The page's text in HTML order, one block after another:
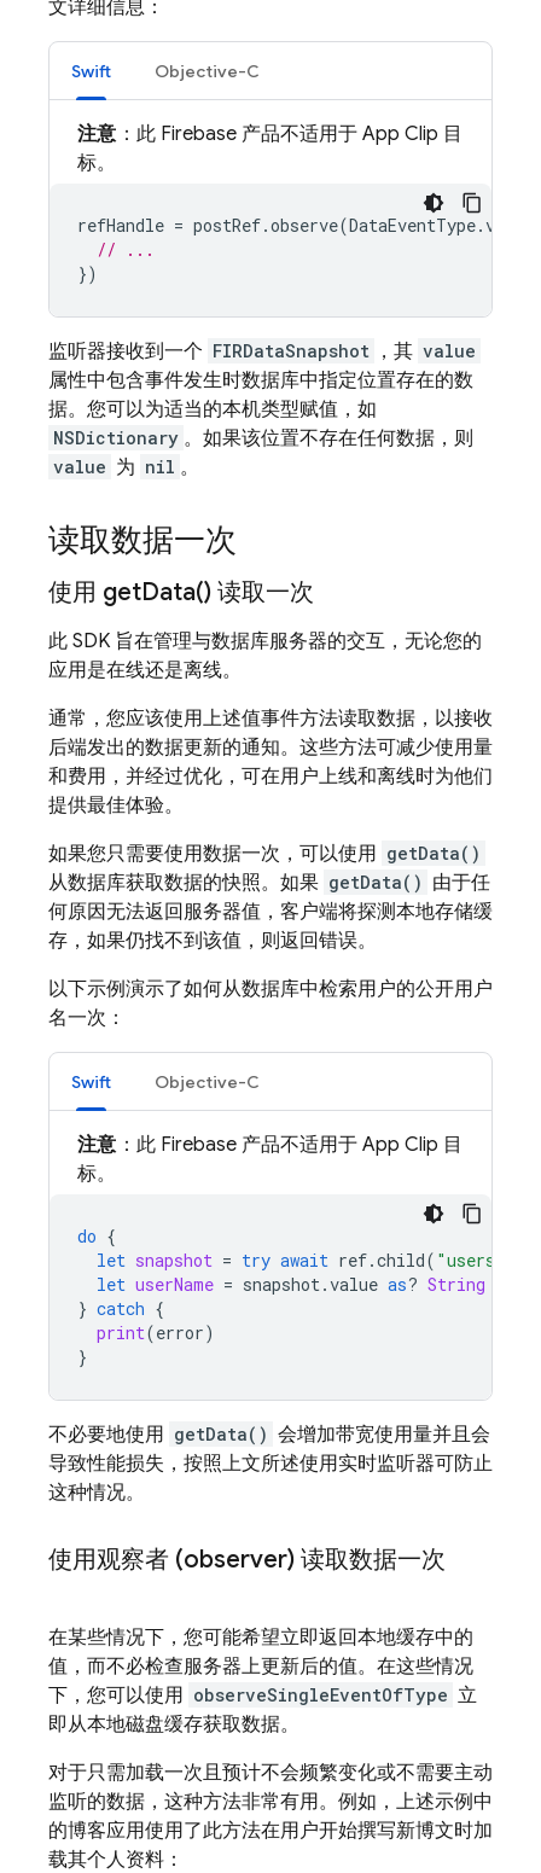
文详细信息：
Swift Objective-C
注意：此 Firebase 产品不适用于 App Clip 目
标。
refHandle = postRef.observe(DataEventType.value
// ...
})
监听器接收到一个 FIRDataSnapshot ，其 value
属性中包含事件发生时数据库中指定位置存在的数
据。您可以为适当的本机类型赋值，如
NSDictionary 。如果该位置不存在任何数据，则
value 为 nil 。
读取数据一次
使用 getData() 读取一次
此 SDK 旨在管理与数据库服务器的交互，无论您的
应用是在线还是离线。
通常，您应该使用上述值事件方法读取数据，以接收
后端发出的数据更新的通知。这些方法可减少使用量
和费用，并经过优化，可在用户上线和离线时为他们
提供最佳体验。
如果您只需要使用数据一次，可以使用 getData()
从数据库获取数据的快照。如果 getData() 由于任
何原因无法返回服务器值，客户端将探测本地存储缓
存，如果仍找不到该值，则返回错误。
以下示例演示了如何从数据库中检索用户的公开用户
名一次：
Swift Objective-C
注意：此 Firebase 产品不适用于 App Clip 目
标。
do {
let snapshot = try await ref.child( "users/
let userName = snapshot.value as? String
} catch {
print(error)
}
不必要地使用 getData() 会增加带宽使用量并且会
导致性能损失，按照上文所述使用实时监听器可防止
这种情况。
使用观察者 (observer) 读取数据一次
在某些情况下，您可能希望立即返回本地缓存中的
值，而不必检查服务器上更新后的值。在这些情况
下，您可以使用 observeSingleEventOfType 立
即从本地磁盘缓存获取数据。
对于只需加载一次且预计不会频繁变化或不需要主动
监听的数据，这种方法非常有用。例如，上述示例中
的博客应用使用了此方法在用户开始撰写新博文时加
载其个人资料：